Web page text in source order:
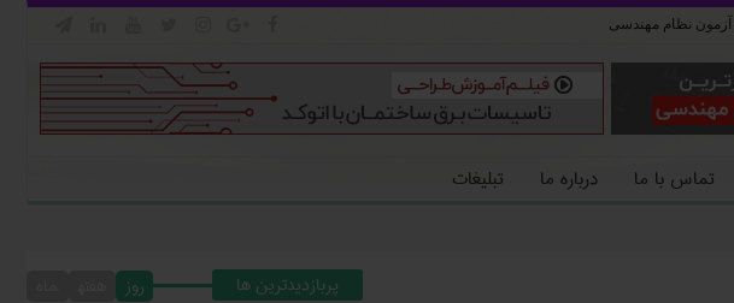
آزمون نظام مهندسی
تماس با ما درباره ما تبلیغات
پربازدیدترین ها روز